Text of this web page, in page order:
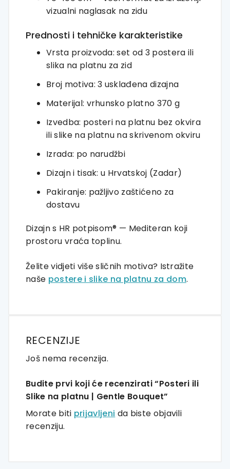
vizualni naglasak na zidu
Prednosti i tehničke karakteristike
Vrsta proizvoda: set od 3 postera ili
slika na platnu za zid
Broj motiva: 3 usklađena dizajna
Materijal: vrhunsko platno 370 g
Izvedba: posteri na platnu bez okvira
ili slike na platnu na skrivenom okviru
Izrada: po narudžbi
Dizajn i tisak: u Hrvatskoj (Zadar)
Pakiranje: pažljivo zaštićeno za
dostavu
Dizajn s HR potpisom® — Mediteran koji
prostoru vraća toplinu.
Želite vidjeti više sličnih motiva? Istražite
naše postere i slike na platnu za dom.
RECENZIJE
Još nema recenzija.
Budite prvi koji će recenzirati “Posteri ili
Slike na platnu | Gentle Bouquet”
Morate biti prijavljeni da biste objavili
recenziju.